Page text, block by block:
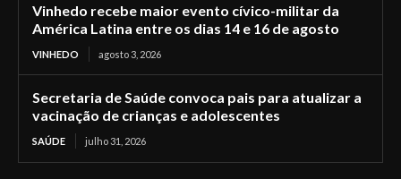
Vinhedo recebe maior evento cívico-militar da
América Latina entre os dias 14 e 16 de agosto
VINHEDO agosto 3, 2026
Secretaria de Saúde convoca pais para atualizar a
vacinação de crianças e adolescentes
SAÚDE julho 31, 2026